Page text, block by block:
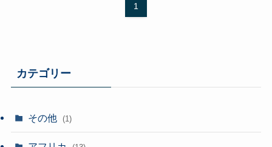
1
カテゴリー
その他 (1)